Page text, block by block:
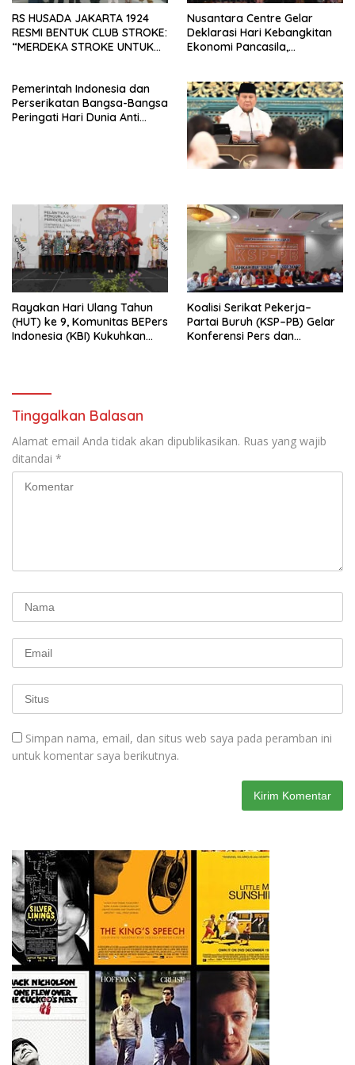
RS HUSADA JAKARTA 1924
RESMI BENTUK CLUB STROKE:
“MERDEKA STROKE UNTUK
Nusantara Centre Gelar
Deklarasi Hari Kebangkitan
Ekonomi Pancasila,
Penjajahan (Pergolakan
Ekonomi Politik Indonesia) &
Simposium Nasional “Urgensi
Undang-Undang
Perekonomian Nasional dan
Kesejahteraan Sosial dalam
Pemerintah Indonesia dan
Perserikatan Bangsa-Bangsa
Peringati Hari Dunia Anti
Rayakan Hari Ulang Tahun
(HUT) ke 9, Komunitas BEPers
Indonesia (KBI) Kukuhkan
Pengembangan Organisasi
KBI yang Berbasis Riset di
seluruh Indonesia dan
Mancanegara”.
Koalisi Serikat Pekerja–
Partai Buruh (KSP–PB) Gelar
Konferensi Pers dan
Tinggalkan Balasan
Alamat email Anda tidak akan dipublikasikan. Ruas yang wajib
ditandai *
Simpan nama, email, dan situs web saya pada peramban ini
untuk komentar saya berikutnya.